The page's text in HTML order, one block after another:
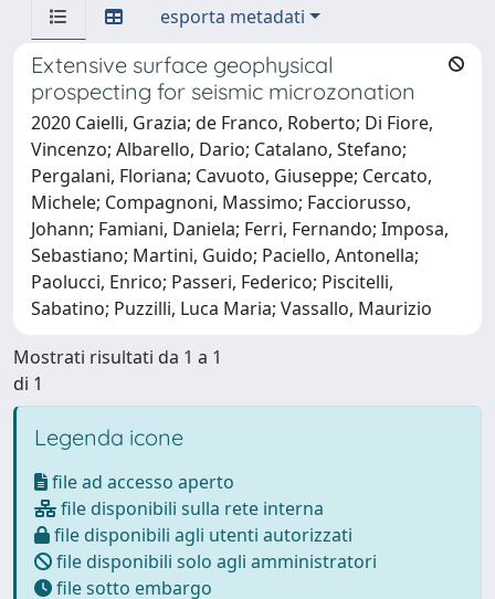
esporta metadati
Extensive surface geophysical
prospecting for seismic microzonation
2020 Caielli, Grazia; de Franco, Roberto; Di Fiore,
Vincenzo; Albarello, Dario; Catalano, Stefano;
Pergalani, Floriana; Cavuoto, Giuseppe; Cercato,
Michele; Compagnoni, Massimo; Facciorusso,
Johann; Famiani, Daniela; Ferri, Fernando; Imposa,
Sebastiano; Martini, Guido; Paciello, Antonella;
Paolucci, Enrico; Passeri, Federico; Piscitelli,
Sabatino; Puzzilli, Luca Maria; Vassallo, Maurizio
Mostrati risultati da 1 a 1
di 1
Legenda icone
file ad accesso aperto
file disponibili sulla rete interna
file disponibili agli utenti autorizzati
file disponibili solo agli amministratori
file sotto embargo